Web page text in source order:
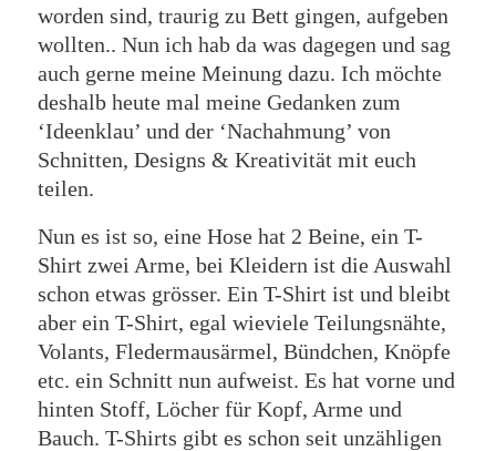
worden sind, traurig zu Bett gingen, aufgeben
wollten.. Nun ich hab da was dagegen und sag
auch gerne meine Meinung dazu. Ich möchte
deshalb heute mal meine Gedanken zum
‘Ideenklau’ und der ‘Nachahmung’ von
Schnitten, Designs & Kreativität mit euch
teilen.
Nun es ist so, eine Hose hat 2 Beine, ein T-
Shirt zwei Arme, bei Kleidern ist die Auswahl
schon etwas grösser. Ein T-Shirt ist und bleibt
aber ein T-Shirt, egal wieviele Teilungsnähte,
Volants, Fledermausärmel, Bündchen, Knöpfe
etc. ein Schnitt nun aufweist. Es hat vorne und
hinten Stoff, Löcher für Kopf, Arme und
Bauch. T-Shirts gibt es schon seit unzähligen